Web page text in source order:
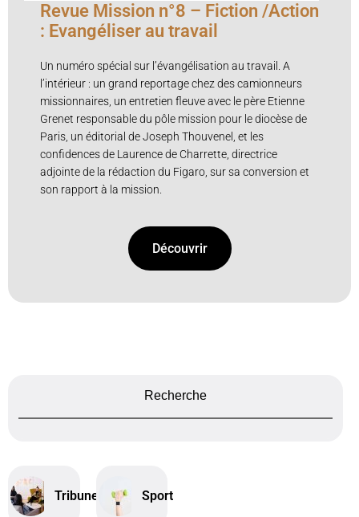
Revue Mission n°8 – Fiction /Action
: Evangéliser au travail
Un numéro spécial sur l’évangélisation au travail. A
l’intérieur : un grand reportage chez des camionneurs
missionnaires, un entretien fleuve avec le père Etienne
Grenet responsable du pôle mission pour le diocèse de
Paris, un éditorial de Joseph Thouvenel, et les
confidences de Laurence de Charrette, directrice
adjointe de la rédaction du Figaro, sur sa conversion et
son rapport à la mission.
Découvrir
Recherche
Tribune Sport